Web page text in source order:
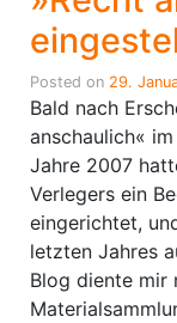
Posted on 29.
Bald nach
anschaulich«
Jahre 2007
Verlegers ein
eingerichtet,
letzten Jahres
Blog diente mir